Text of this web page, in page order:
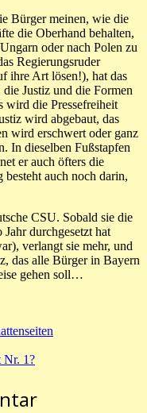
Bürger meinen, wie die
die Oberhand behalten,
oder nach Polen zu
Regierungsruder
ihre Art lösen!), hat das
Justiz und die Formen
wird die Pressefreiheit
wird abgebaut, das
wird erschwert oder ganz
In dieselben Fußstapfen
er auch öfters die
auch noch darin,
CSU. Sobald sie die
durchgesetzt hat
verlangt sie mehr, und
das alle Bürger in Bayern
gehen soll…
Nr. 1?